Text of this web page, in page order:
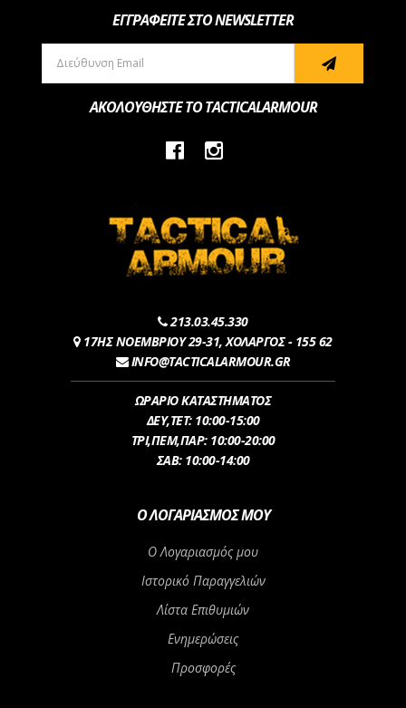
ΕΓΓΡΑΦΕΙΤΕ ΣΤΟ NEWSLETTER
ΑΚΟΛΟΥΘΗΣΤΕ ΤΟ TACTICALARMOUR
213.03.45.330
17ΗΣ ΝΟΕΜΒΡΙΟΥ 29-31, ΧΟΛΑΡΓΟΣ - 155 62
INFO@TACTICALARMOUR.GR
ΩΡΑΡΙΟ ΚΑΤΑΣΤΗΜΑΤΟΣ
ΔEY,ΤET: 10:00-15:00
ΤΡI,ΠΕM,ΠΑΡ: 10:00-20:00
ΣΑΒ: 10:00-14:00
Ο ΛΟΓΑΡΙΑΣΜΌΣ ΜΟΥ
Ο Λογαριασμός μου
Ιστορικό Παραγγελιών
Λίστα Επιθυμιών
Ενημερώσεις
Προσφορές